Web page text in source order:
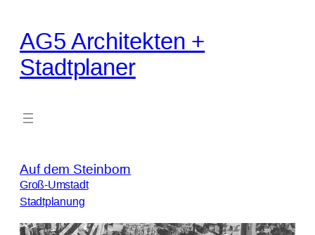
Inhalt
springen
AG5 Architekten +
Stadtplaner
Auf dem Steinborn
Groß-Umstadt
Stadtplanung